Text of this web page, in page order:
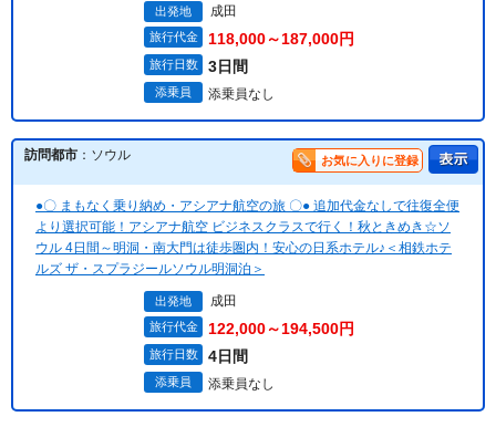
出発地 成田
旅行代金 118,000～187,000円
旅行日数 3日間
添乗員 添乗員なし
訪問都市 ：ソウル お気に入りに登録
●〇 まもなく乗り納め・アシアナ航空の旅 〇● 追加代金なしで往復全便
より選択可能！アシアナ航空 ビジネスクラスで行く！秋ときめき☆ソ
ウル 4日間～明洞・南大門は徒歩圏内！安心の日系ホテル♪＜相鉄ホテ
ルズ ザ・スプラジールソウル明洞泊＞
出発地 成田
旅行代金 122,000～194,500円
旅行日数 4日間
添乗員 添乗員なし